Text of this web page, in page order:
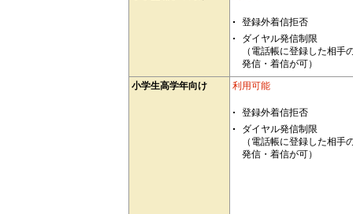
登録外着信拒否
ダイヤル発信制限
（電話帳に登録した相手
発信・着信が可）
小学生高学年向け 利用可能
登録外着信拒否
ダイヤル発信制限
（電話帳に登録した相手
発信・着信が可）